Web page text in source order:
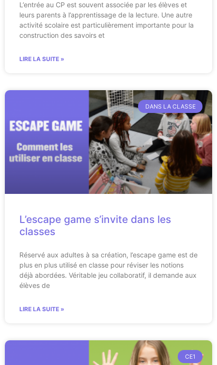
L’entrée au CP est souvent associée par les élèves et
leurs parents à l’apprentissage de la lecture. Une autre
activité scolaire est particulièrement importante pour la
construction des savoirs et
LIRE LA SUITE »
DANS LA CLASSE
L’escape game s’invite dans les
classes
Réservé aux adultes à sa création, l’escape game est de
plus en plus utilisé en classe pour réviser les notions
déjà abordées. Véritable jeu collaboratif, il demande aux
élèves de
LIRE LA SUITE »
CE1